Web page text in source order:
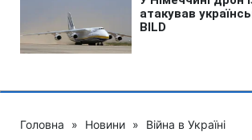
Головна » Новини » Війна в Україні